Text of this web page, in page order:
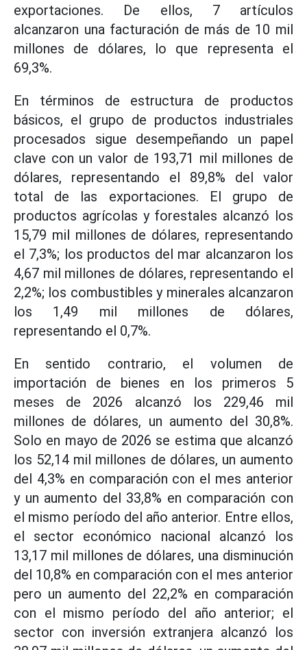
exportaciones. De ellos, 7 artículos
alcanzaron una facturación de más de 10 mil
millones de dólares, lo que representa el
69,3%.
En términos de estructura de productos
básicos, el grupo de productos industriales
procesados sigue desempeñando un papel
clave con un valor de 193,71 mil millones de
dólares, representando el 89,8% del valor
total de las exportaciones. El grupo de
productos agrícolas y forestales alcanzó los
15,79 mil millones de dólares, representando
el 7,3%; los productos del mar alcanzaron los
4,67 mil millones de dólares, representando el
2,2%; los combustibles y minerales alcanzaron
los 1,49 mil millones de dólares,
representando el 0,7%.
En sentido contrario, el volumen de
importación de bienes en los primeros 5
meses de 2026 alcanzó los 229,46 mil
millones de dólares, un aumento del 30,8%.
Solo en mayo de 2026 se estima que alcanzó
los 52,14 mil millones de dólares, un aumento
del 4,3% en comparación con el mes anterior
y un aumento del 33,8% en comparación con
el mismo período del año anterior. Entre ellos,
el sector económico nacional alcanzó los
13,17 mil millones de dólares, una disminución
del 10,8% en comparación con el mes anterior
pero un aumento del 22,2% en comparación
con el mismo período del año anterior; el
sector con inversión extranjera alcanzó los